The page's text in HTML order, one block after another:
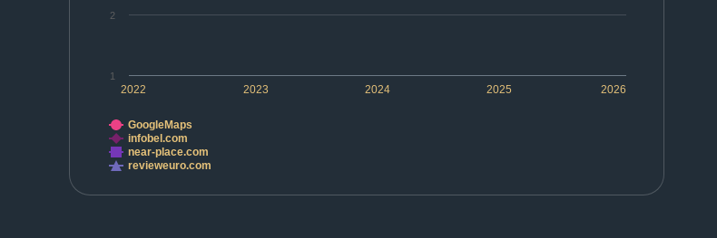
2022 2023 2024 2025 2026
1
2
GoogleMaps
infobel.com
near-place.com
revieweuro.com